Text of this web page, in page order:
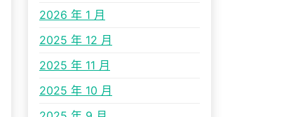
2026 年 1 月
2025 年 12 月
2025 年 11 月
2025 年 10 月